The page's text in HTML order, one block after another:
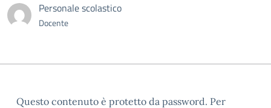
Personale scolastico
Docente
Questo contenuto è protetto da password. Per